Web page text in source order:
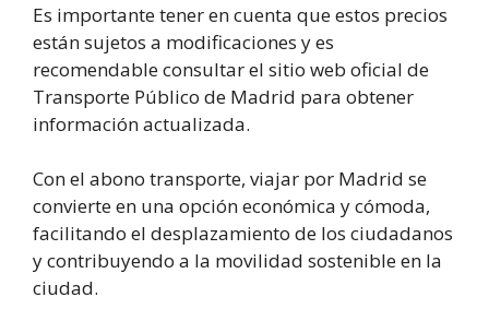
Es importante tener en cuenta que estos precios
están sujetos a modificaciones y es
recomendable consultar el sitio web oficial de
Transporte Público de Madrid para obtener
información actualizada.
Con el abono transporte, viajar por Madrid se
convierte en una opción económica y cómoda,
facilitando el desplazamiento de los ciudadanos
y contribuyendo a la movilidad sostenible en la
ciudad.